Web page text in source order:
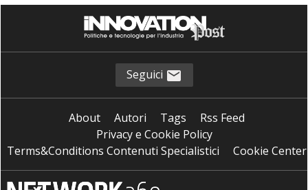
Seguici
About Autori Tags
Rss Feed
Privacy e Cookie Policy
Terms&Conditions Contenuti Specialistici
Cookie Center